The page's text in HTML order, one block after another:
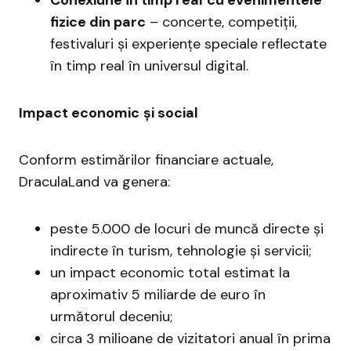
fizice din parc – concerte, competiții,
festivaluri și experiențe speciale reflectate
în timp real în universul digital.
Impact economic șisocial
Conform estimărilor financiare actuale,
DraculaLand va genera:
peste 5.000 de locuri de muncă directe și
indirecte în turism, tehnologie și servicii;
un impact economic total estimat la
aproximativ 5 miliarde de euro în
următorul deceniu;
circa 3 milioane de vizitatori anual în prima